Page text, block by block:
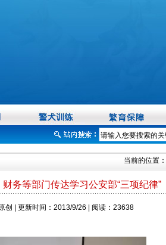
当前的位置：
务等部门传达学习公安部“三项纪律”
创 | 更新时间：2013/9/26 | 阅读：23638